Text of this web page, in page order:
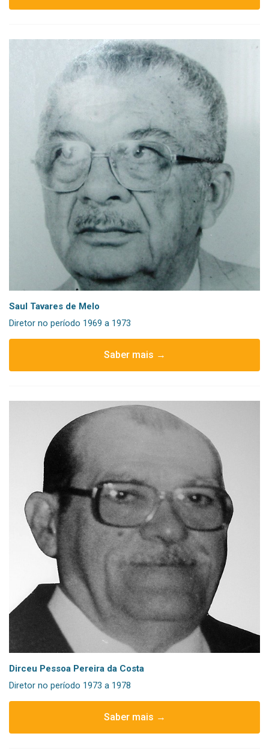
Saul Tavares de Melo
Diretor no período 1969 a 1973
Saber mais →
Dirceu Pessoa Pereira da Costa
Diretor no período 1973 a 1978
Saber mais →